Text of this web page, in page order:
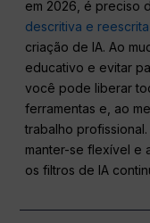
em 2026, é preciso
descritiva e reescrita
criação de IA. Ao
educativo e evitar
você pode liberar
ferramentas e, ao
trabalho
manter-se flexível e
os filtros de IA